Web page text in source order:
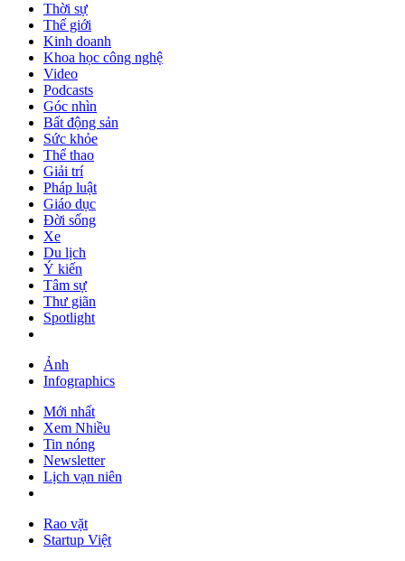
Thời sự
Thế giới
Kinh doanh
Khoa học công nghệ
Video
Podcasts
Góc nhìn
Bất động sản
Sức khỏe
Thể thao
Giải trí
Pháp luật
Giáo dục
Đời sống
Xe
Du lịch
Ý kiến
Tâm sự
Thư giãn
Spotlight
Ảnh
Infographics
Mới nhất
Xem Nhiều
Tin nóng
Newsletter
Lịch vạn niên
Rao vặt
Startup Việt